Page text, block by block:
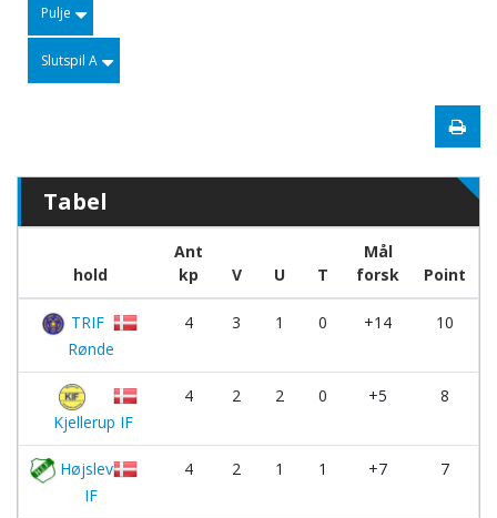
Pulje
Slutspil A
Tabel
hold
Ant
kp
V U T
Mål
forsk
Point
TRIF
Rønde
4 3 1 0 +14 10
Kjellerup IF
4 2 2 0 +5 8
Højslev
IF
4 2 1 1 +7 7